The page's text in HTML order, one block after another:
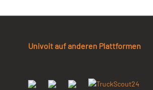
Univoit auf anderen Plattformen